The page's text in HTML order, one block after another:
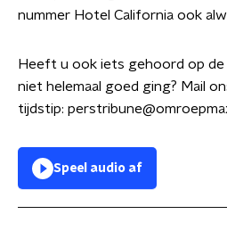
nummer Hotel California ook
Heeft u ook iets gehoord op de
niet helemaal goed ging? Mail
tijdstip:
Speel audio af